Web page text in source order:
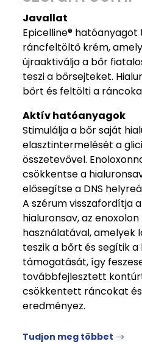
Javallat
Epicelline®
ráncfeltöltő krém,
újraaktiválja a bőr
teszi a bőrsejteket.
bőrt és feltölti a
Aktív hatóanyagok
Stimulálja a bőr saját
elasztintermelését a
összetevővel.
csökkentse a
elősegítse a DNS
A szérum visszafordítja
hialuronsav, az
használatával, amelyek
teszik a bőrt és segítik
támogatását, így
továbbfejlesztett
csökkentett ráncokat
eredményez.
Tudjon meg többet